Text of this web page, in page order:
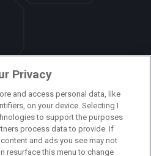
Privacy
and access personal data, like
on your device. Selecting I
to support the purposes
process data to provide. If
and ads you see may not
resurface this menu to change